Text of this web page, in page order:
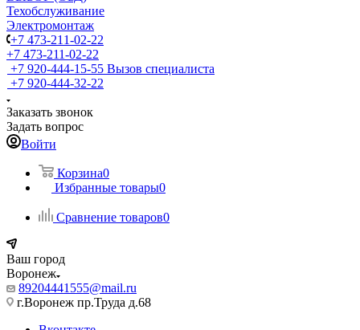
Техобслуживание
Электромонтаж
+7 473-211-02-22
+7 473-211-02-22
+7 920-444-15-55 Вызов специалиста
+7 920-444-32-22
Заказать звонок
Задать вопрос
Войти
Корзина0
Избранные товары0
Сравнение товаров0
Ваш город
Воронеж
89204441555@mail.ru
г.Воронеж пр.Труда д.68